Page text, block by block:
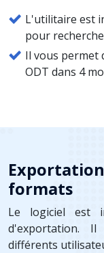
L'utilitaire est
pour
Il vous permet
ODT dans 4
formats
Le logiciel est
d'exportation.
différents